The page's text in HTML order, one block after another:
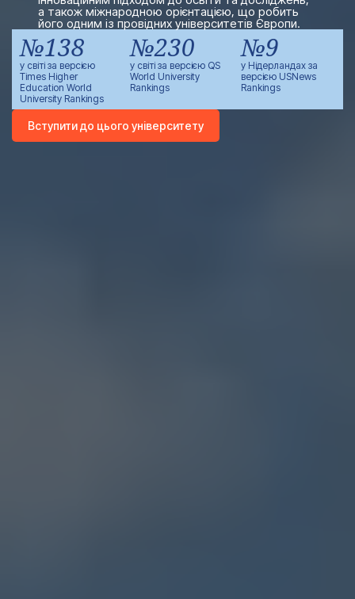
№138
у світі за версією
Times Higher
Education World
University Rankings
№230
у світі за версією QS
World University
Rankings
№9
у Нідерландах за
версією USNews
Rankings
а також міжнародною орієнтацією, що робить
його одним із провідних університетів Європи.
Вступити до цього університету